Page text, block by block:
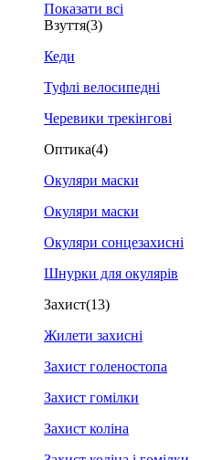
Показати всі
Взуття(3)
Кеди
Туфлі велосипедні
Черевики трекінгові
Оптика(4)
Окуляри маски
Окуляри маски
Окуляри сонцезахисні
Шнурки для окулярів
Захист(13)
Жилети захисні
Захист голеностопа
Захист гомілки
Захист коліна